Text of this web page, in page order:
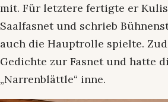
mit. Für letztere fertigte er
Saalfasnet und schrieb
auch die Hauptrolle spielte.
Gedichte zur Fasnet und hatte
„Narrenblättle“ inne.